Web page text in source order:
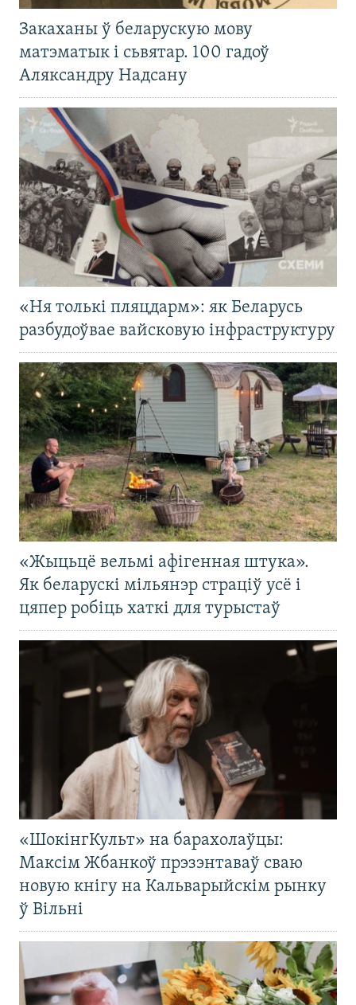
Закаханы ў беларускую мову
матэматык і сьвятар. 100 гадоў
Аляксандру Надсану
«Ня толькі пляцдарм»: як Беларусь
разбудоўвае вайсковую інфраструктуру
«Жыцьцё вельмі афігенная штука».
Як беларускі мільянэр страціў усё і
цяпер робіць хаткі для турыстаў
«ШокінгКульт» на барахолаўцы:
Максім Жбанкоў прэзэнтаваў сваю
новую кнігу на Кальварыйскім рынку
ў Вільні